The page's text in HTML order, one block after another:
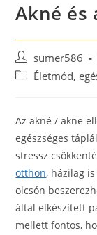
Akné és
Post
author:
sumer586
PostÉletmód,
Az akné / akne
egészséges
stressz
otthon, házilag
olcsón
által elkészített
mellett fontos,